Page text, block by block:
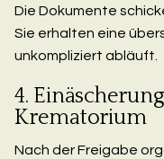
Die Dokumente
Sie erhalten eine
unkompliziert abläuft.
4.
Krematorium
Nach der Freigabe